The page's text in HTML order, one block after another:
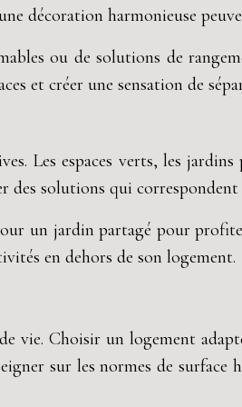
décoration harmonieuse
ou de solutions de
et créer une sensation de
Les espaces verts, les
des solutions qui
un jardin partagé pour
en dehors de son logement.
vie. Choisir un logement
sur les normes de surface